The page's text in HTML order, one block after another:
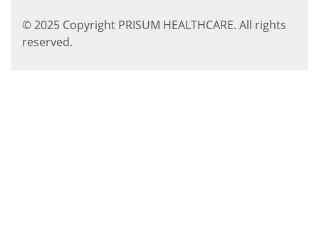
© 2025 Copyright PRISUM HEALTHCARE. All rights
reserved.